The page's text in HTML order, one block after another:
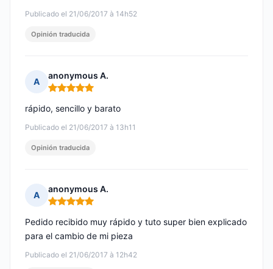
Publicado el 21/06/2017 à 14h52
Opinión traducida
A
anonymous A.
Nota: 5 de 5
Publicado el 21/06/2017 à 13h11
rápido, sencillo y barato
Opinión traducida
A
anonymous A.
Nota: 5 de 5
Publicado el 21/06/2017 à 12h42
Pedido recibido muy rápido y tuto super bien explicado
para el cambio de mi pieza